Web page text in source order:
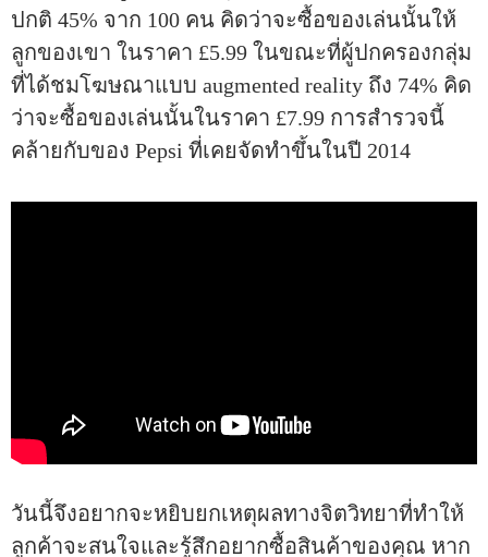
ปกติ 45% จาก 100 คน คิดว่าจะซื้อของเล่นนั้นให้
ลูกของเขา ในราคา £5.99 ในขณะที่ผู้ปกครองกลุ่ม
ที่ได้ชมโฆษณาแบบ augmented reality ถึง 74% คิด
ว่าจะซื้อของเล่นนั้นในราคา £7.99 การสำรวจนี้
คล้ายกับของ Pepsi ที่เคยจัดทำขึ้นในปี 2014
วันนี้จึงอยากจะหยิบยกเหตุผลทางจิตวิทยาที่ทำให้
ลูกค้าจะสนใจและรู้สึกอยากซื้อสินค้าของคุณ หาก